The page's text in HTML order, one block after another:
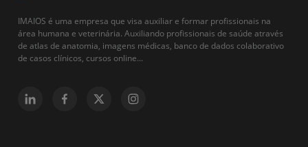
IMAIOS é uma empresa que visa auxiliar e formar profissionais na
área humana e veterinária. Auxiliando profissionais de saúde através
de atlas de anatomia, imagens médicas, banco de dados colaborativo
de casos clínicos, cursos online...